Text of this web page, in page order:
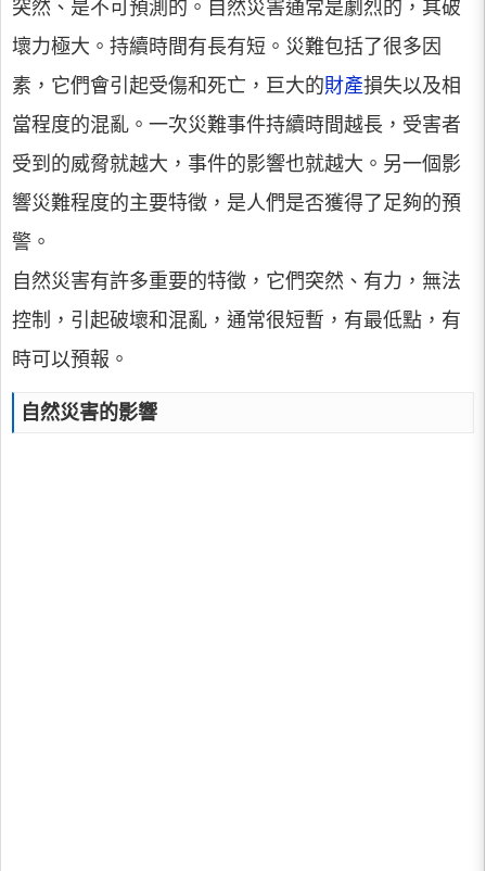
突然、是不可預測的。自然災害通常是劇烈的，其破
壞力極大。持續時間有長有短。災難包括了很多因
素，它們會引起受傷和死亡，巨大的財產損失以及相
當程度的混亂。一次災難事件持續時間越長，受害者
受到的威脅就越大，事件的影響也就越大。另一個影
響災難程度的主要特徵，是人們是否獲得了足夠的預
警。
自然災害有許多重要的特徵，它們突然、有力，無法
控制，引起破壞和混亂，通常很短暫，有最低點，有
時可以預報。
自然災害的影響